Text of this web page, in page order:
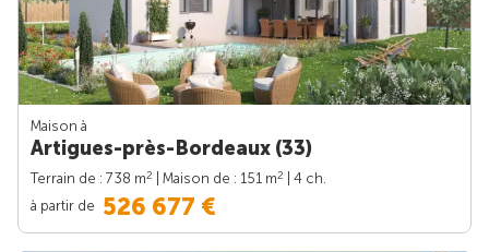
Maison à
Artigues-près-Bordeaux (33)
Terrain de : 738 m2 | Maison de : 151 m2
| 4 ch.
à partir de 526 677 €